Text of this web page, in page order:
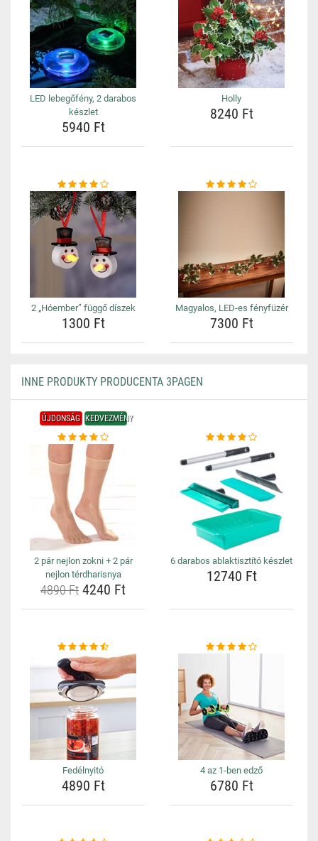
LED lebegőfény, 2 darabos
készlet
5940 Ft
Holly
8240 Ft
2 „Hóember” függő díszek
1300 Ft
Magyalos, LED-es fényfüzér
7300 Ft
INNE PRODUKTY PRODUCENTA 3PAGEN
ÚJDONSÁG KEDVEZMÉNY
2 pár nejlon zokni + 2 pár
nejlon térdharisnya
4890 Ft 4240 Ft
6 darabos ablaktisztító készlet
12740 Ft
Fedélnyitó
4890 Ft
4 az 1-ben edző
6780 Ft